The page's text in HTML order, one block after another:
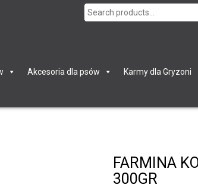
Search
Akcesoria dla psów Karmy dla Gryzoni
FARMINA
300GR